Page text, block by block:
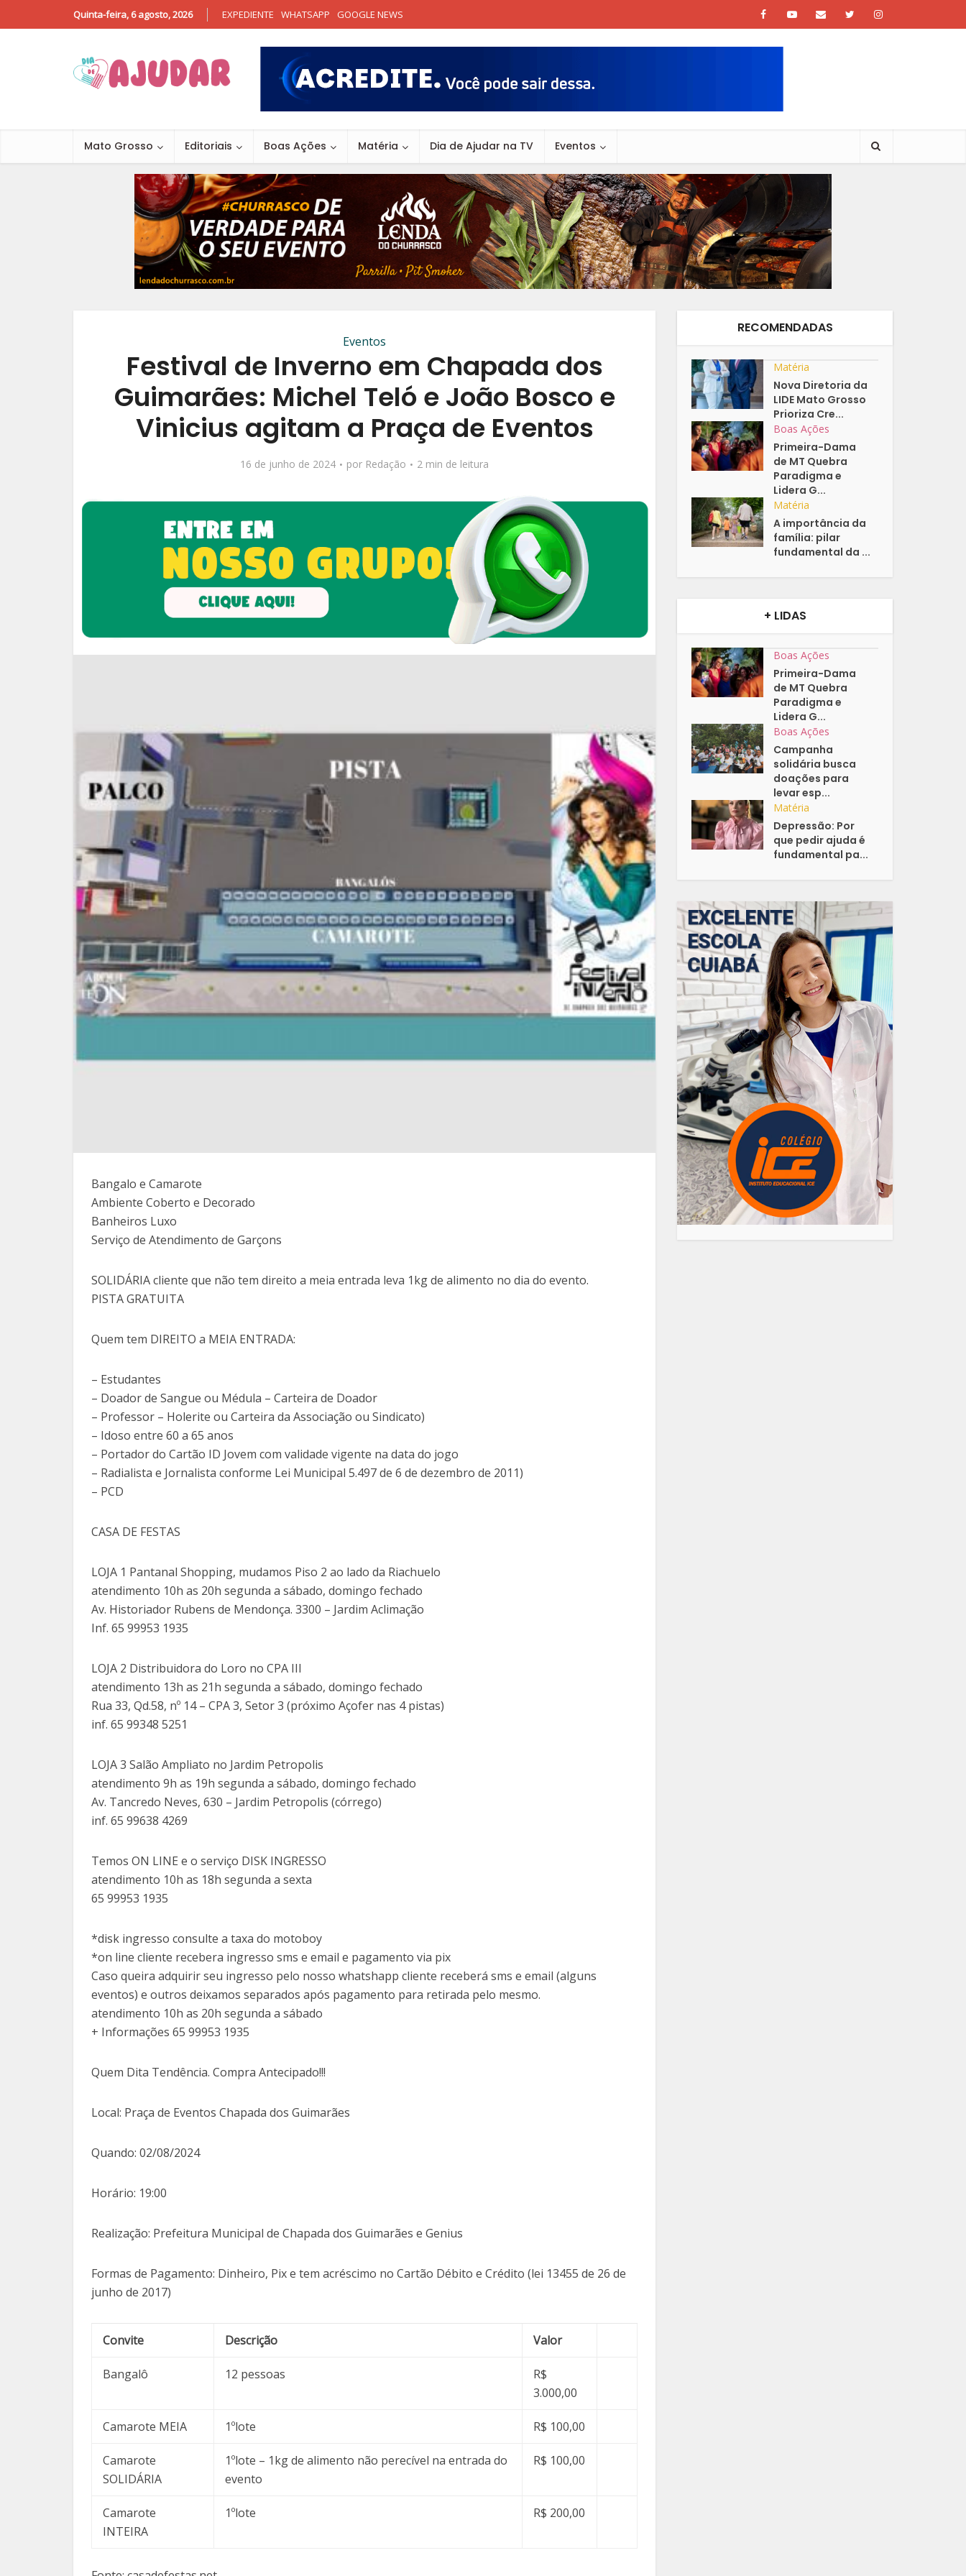
Quinta-feira, 6 agosto, 2026 EXPEDIENTE WHATSAPP GOOGLE NEWS
Mato Grosso Editoriais Boas Ações Matéria Dia de Ajudar na TV Eventos
Eventos
Festival de Inverno em Chapada dos
Guimarães: Michel Teló e João Bosco e
Vinicius agitam a Praça de Eventos
16 de junho de 2024 por Redação 2 min de leitura
Bangalo e Camarote
Ambiente Coberto e Decorado
Banheiros Luxo
Serviço de Atendimento de Garçons
SOLIDÁRIA cliente que não tem direito a meia entrada leva 1kg de alimento no dia do evento.
PISTA GRATUITA
Quem tem DIREITO a MEIA ENTRADA:
– Estudantes
– Doador de Sangue ou Médula – Carteira de Doador
– Professor – Holerite ou Carteira da Associação ou Sindicato)
– Idoso entre 60 a 65 anos
– Portador do Cartão ID Jovem com validade vigente na data do jogo
– Radialista e Jornalista conforme Lei Municipal 5.497 de 6 de dezembro de 2011)
– PCD
CASA DE FESTAS
LOJA 1 Pantanal Shopping, mudamos Piso 2 ao lado da Riachuelo
atendimento 10h as 20h segunda a sábado, domingo fechado
Av. Historiador Rubens de Mendonça. 3300 – Jardim Aclimação
Inf. 65 99953 1935
LOJA 2 Distribuidora do Loro no CPA III
atendimento 13h as 21h segunda a sábado, domingo fechado
Rua 33, Qd.58, nº 14 – CPA 3, Setor 3 (próximo Açofer nas 4 pistas)
inf. 65 99348 5251
LOJA 3 Salão Ampliato no Jardim Petropolis
atendimento 9h as 19h segunda a sábado, domingo fechado
Av. Tancredo Neves, 630 – Jardim Petropolis (córrego)
inf. 65 99638 4269
Temos ON LINE e o serviço DISK INGRESSO
atendimento 10h as 18h segunda a sexta
65 99953 1935
*disk ingresso consulte a taxa do motoboy
*on line cliente recebera ingresso sms e email e pagamento via pix
Caso queira adquirir seu ingresso pelo nosso whatshapp cliente receberá sms e email (alguns
eventos) e outros deixamos separados após pagamento para retirada pelo mesmo.
atendimento 10h as 20h segunda a sábado
+ Informações 65 99953 1935
Quem Dita Tendência. Compra Antecipado!!!
Local: Praça de Eventos Chapada dos Guimarães
Quando: 02/08/2024
Horário: 19:00
Realização: Prefeitura Municipal de Chapada dos Guimarães e Genius
Formas de Pagamento: Dinheiro, Pix e tem acréscimo no Cartão Débito e Crédito (lei 13455 de 26 de
junho de 2017)
Convite Descrição Valor
Bangalô 12 pessoas
R$
3.000,00
Camarote MEIA 1ºlote R$ 100,00
Camarote
SOLIDÁRIA
1ºlote – 1kg de alimento não perecível na entrada do
evento
R$ 100,00
Camarote
INTEIRA
1ºlote R$ 200,00
RECOMENDADAS
Matéria
Nova Diretoria da
LIDE Mato Grosso
Prioriza Cre...
Boas Ações
Primeira-Dama
de MT Quebra
Paradigma e
Lidera G...
Matéria
A importância da
família: pilar
fundamental da ...
+ LIDAS
Boas Ações
Primeira-Dama
de MT Quebra
Paradigma e
Lidera G...
Boas Ações
Campanha
solidária busca
doações para
levar esp...
Matéria
Depressão: Por
que pedir ajuda é
fundamental pa...